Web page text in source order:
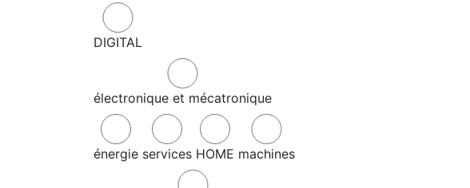
DIGITAL
électronique et mécatronique
énergie services HOME machines